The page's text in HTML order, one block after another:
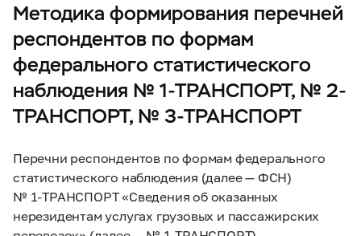
Методика формирования перечней
респондентов по формам
федерального статистического
наблюдения № 1-ТРАНСПОРТ, № 2-
ТРАНСПОРТ, № 3-ТРАНСПОРТ
Перечни респондентов по формам федерального
статистического наблюдения (далее — ФСН)
№ 1-ТРАНСПОРТ«Сведения об оказанных
нерезидентам услугах грузовых и пассажирских